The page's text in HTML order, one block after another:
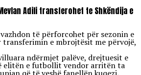
Adili transferohet te Shkëndija e
të përforcohet për sezonin e
transferimin e mbrojtësit me përvojë,
ndërmjet palëve, drejtuesit e
elitën e futbollit vendor arritën ta